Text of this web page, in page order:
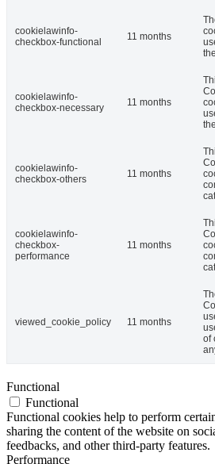
cookielawinfo-
checkbox-functional
11 months
cookielawinfo-
checkbox-necessary
11 months
cookielawinfo-
checkbox-others
11 months
cookielawinfo-
checkbox-
performance
11 months
viewed_cookie_policy 11 months
of
Functional
Functional
Functional cookies help to perform
sharing the content of the website on
feedbacks, and other third-party features.
Performance